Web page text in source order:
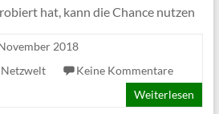
hat, kann die Chance nutzen
2018
Netzwelt
Keine Kommentare
Weiterlesen